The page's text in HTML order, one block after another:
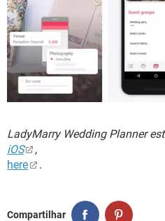
LadyMarry Wedding Planner
iOS
,
here
.
Compartilhar